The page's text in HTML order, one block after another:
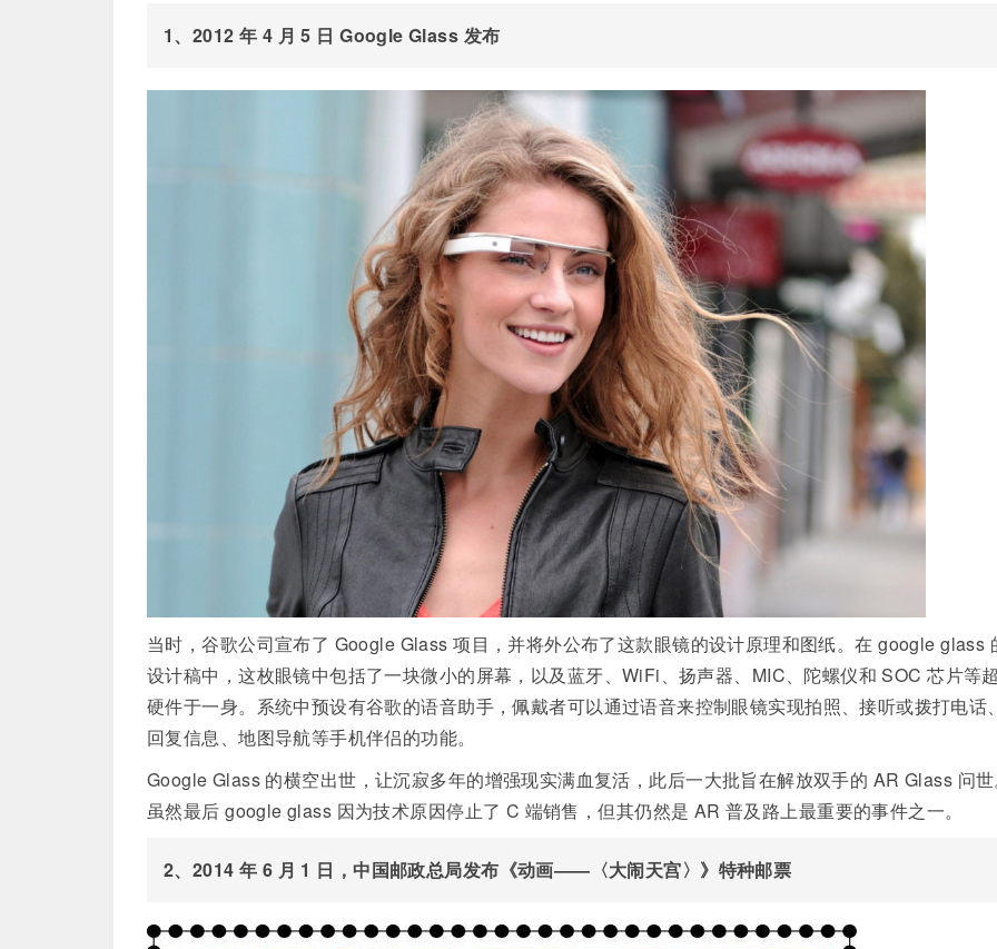
1、2012 年 4 月 5 日 Google Glass 发布
当时，谷歌公司宣布了 Google Glass 项目，并将外公布了这款眼镜的设计原理和图纸。在 google glass
设计稿中，这枚眼镜中包括了一块微小的屏幕，以及蓝牙、WiFi、扬声器、MIC、陀螺仪和 SOC 芯片等
硬件于一身。系统中预设有谷歌的语音助手，佩戴者可以通过语音来控制眼镜实现拍照、接听或拨打电话
回复信息、地图导航等手机伴侣的功能。
Google Glass 的横空出世，让沉寂多年的增强现实满血复活，此后一大批旨在解放双手的 AR Glass 问
虽然最后 google glass 因为技术原因停止了 C 端销售，但其仍然是 AR 普及路上最重要的事件之一。
2、2014 年 6 月 1 日，中国邮政总局发布《动画——〈大闹天宫〉》特种邮票